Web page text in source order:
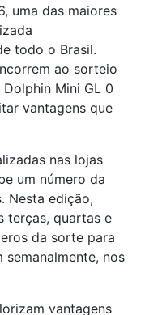
uma das maiores
todo o Brasil.
ao sorteio
Mini GL 0
vantagens que
nas lojas
um número da
Nesta edição,
terças, quartas e
da sorte para
nos
vantagens